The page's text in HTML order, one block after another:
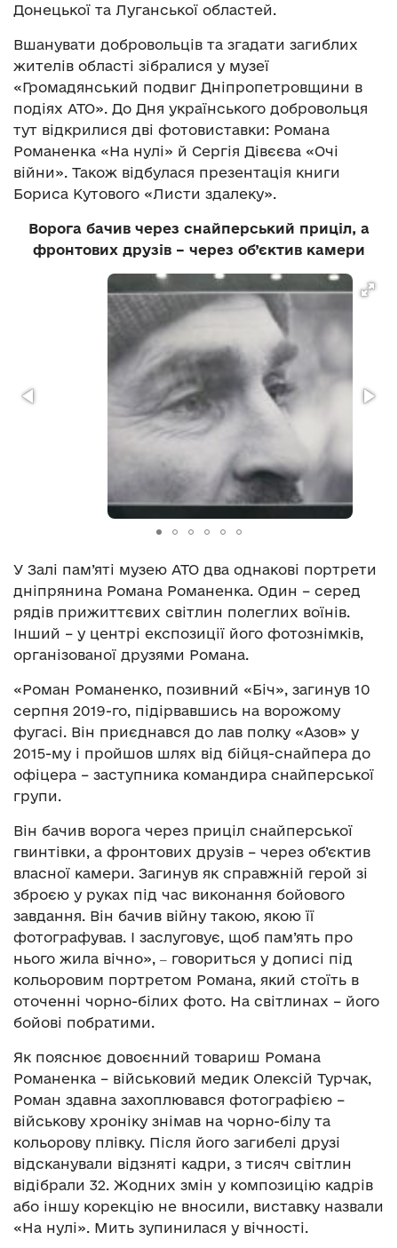
Донецької та Луганської областей.
Вшанувати добровольців та згадати загиблих
жителів області зібралися у музеї
«Громадянський подвиг Дніпропетровщини в
подіях АТО». До Дня українського добровольця
тут відкрилися дві фотовиставки: Романа
Романенка «На нулі» й Сергія Дівєєва «Очі
війни». Також відбулася презентація книги
Бориса Кутового «Листи здалеку».
Ворога бачив через снайперський приціл, а
фронтових друзів – через об’єктив камери
У Залі пам’яті музею АТО два однакові портрети
дніпрянина Романа Романенка. Один – серед
рядів прижиттєвих світлин полеглих воїнів.
Інший – у центрі експозиції його фотознімків,
організованої друзями Романа.
«Роман Романенко, позивний «Біч», загинув 10
серпня 2019-го, підірвавшись на ворожому
фугасі. Він приєднався до лав полку «Азов» у
2015-му і пройшов шлях від бійця-снайпера до
офіцера – заступника командира снайперської
групи.
Він бачив ворога через приціл снайперської
гвинтівки, а фронтових друзів – через об’єктив
власної камери. Загинув як справжній герой зі
зброєю у руках під час виконання бойового
завдання. Він бачив війну такою, якою її
фотографував. І заслуговує, щоб пам’ять про
нього жила вічно», ‒ говориться у дописі під
кольоровим портретом Романа, який стоїть в
оточенні чорно-білих фото. На світлинах – його
бойові побратими.
Як пояснює довоєнний товариш Романа
Романенка – військовий медик Олексій Турчак,
Роман здавна захоплювався фотографією –
військову хроніку знімав на чорно-білу та
кольорову плівку. Після його загибелі друзі
відсканували відзняті кадри, з тисяч світлин
відібрали 32. Жодних змін у композицію кадрів
або іншу корекцію не вносили, виставку назвали
«На нулі». Мить зупинилася у вічності.